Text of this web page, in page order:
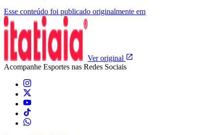
Esse conteúdo foi publicado originalmente em
Ver original
Acompanhe Esportes nas Redes Sociais